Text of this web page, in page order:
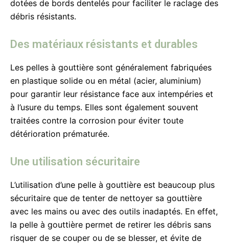
dotées de bords dentelés pour faciliter le raclage des
débris résistants.
Des matériaux résistants et durables
Les pelles à gouttière sont généralement fabriquées
en plastique solide ou en métal (acier, aluminium)
pour garantir leur résistance face aux intempéries et
à l’usure du temps. Elles sont également souvent
traitées contre la corrosion pour éviter toute
détérioration prématurée.
Une utilisation sécuritaire
L’utilisation d’une pelle à gouttière est beaucoup plus
sécuritaire que de tenter de nettoyer sa gouttière
avec les mains ou avec des outils inadaptés. En effet,
la pelle à gouttière permet de retirer les débris sans
risquer de se couper ou de se blesser, et évite de